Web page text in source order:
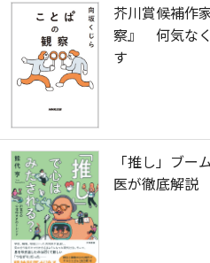
芥川賞候補作
察』 何気な
す
「推し」ブ
医が徹底解説